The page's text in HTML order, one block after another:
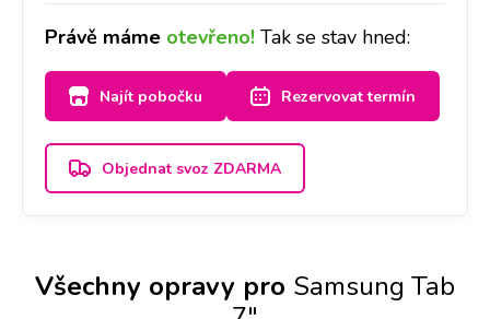
Právě máme otevřeno! Tak se stav hned:
Najít pobočku Rezervovat termín
Objednat svoz ZDARMA
Všechny opravy pro Samsung Tab